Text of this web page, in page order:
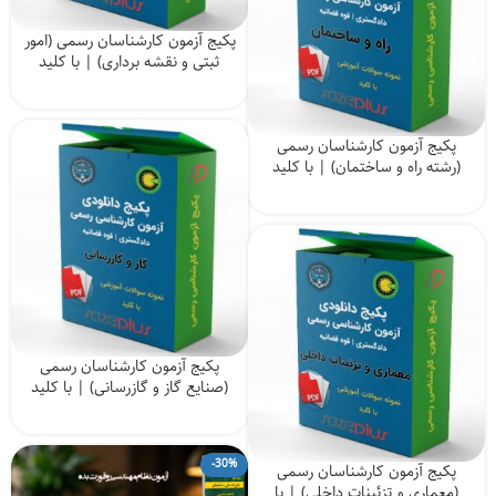
پکیج آزمون کارشناسان رسمی (امور
ثبتی و نقشه برداری) | با کلید
پکیج آزمون کارشناسان رسمی
(رشته راه و ساختمان) | با کلید
پکیج آزمون کارشناسان رسمی
(صنایع گاز و گازرسانی) | با کلید
پکیج آزمون کارشناسان رسمی -30%